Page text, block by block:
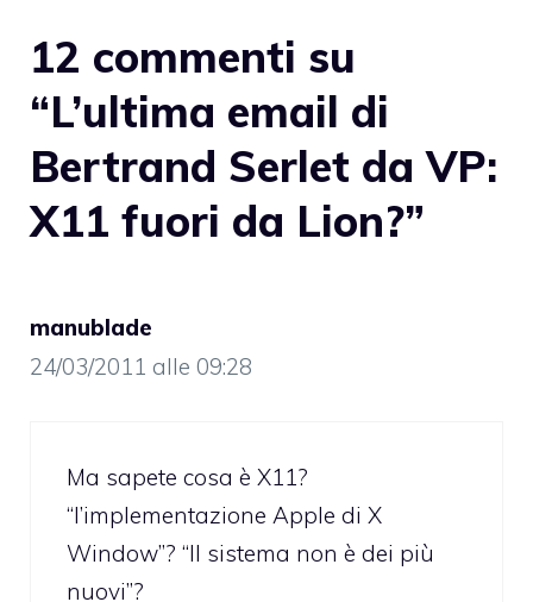
12 commenti su
“L’ultima email di
Bertrand Serlet da VP:
X11 fuori da Lion?”
manublade
24/03/2011 alle 09:28
Ma sapete cosa è X11?
“l’implementazione Apple di X
Window”? “Il sistema non è dei più
nuovi”?